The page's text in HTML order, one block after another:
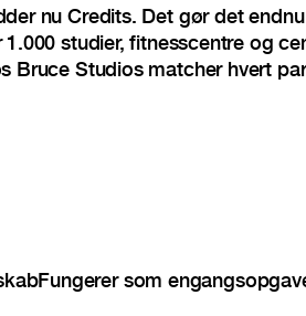
nu Credits. Det gør det
studier, fitnesscentre og
Bruce Studios matcher hvert
Fungerer som